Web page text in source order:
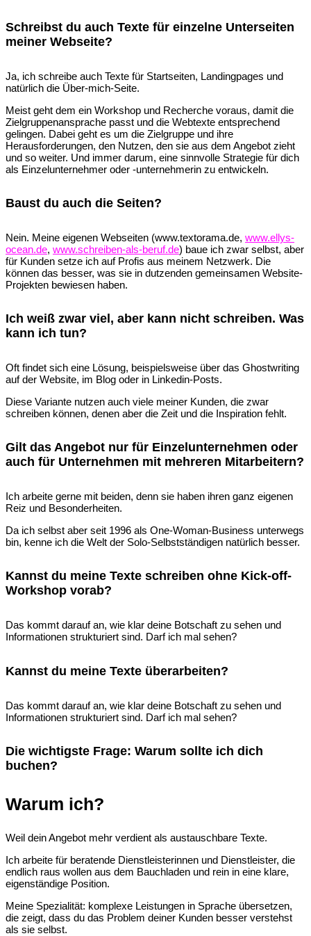
Schreibst du auch Texte für einzelne Unterseiten
meiner Webseite?
Ja, ich schreibe auch Texte für Startseiten, Landingpages und
natürlich die Über-mich-Seite.
Meist geht dem ein Workshop und Recherche voraus, damit die
Zielgruppenansprache passt und die Webtexte entsprechend
gelingen. Dabei geht es um die Zielgruppe und ihre
Herausforderungen, den Nutzen, den sie aus dem Angebot zieht
und so weiter. Und immer darum, eine sinnvolle Strategie für dich
als Einzelunternehmer oder -unternehmerin zu entwickeln.
Baust du auch die Seiten?
Nein. Meine eigenen Webseiten (www.textorama.de, www.ellys-
ocean.de, www.schreiben-als-beruf.de) baue ich zwar selbst, aber
für Kunden setze ich auf Profis aus meinem Netzwerk. Die
können das besser, was sie in dutzenden gemeinsamen Website-
Projekten bewiesen haben.
Ich weiß zwar viel, aber kann nicht schreiben. Was
kann ich tun?
Oft findet sich eine Lösung, beispielsweise über das Ghostwriting
auf der Website, im Blog oder in Linkedin-Posts.
Diese Variante nutzen auch viele meiner Kunden, die zwar
schreiben können, denen aber die Zeit und die Inspiration fehlt.
Gilt das Angebot nur für Einzelunternehmen oder
auch für Unternehmen mit mehreren Mitarbeitern?
Ich arbeite gerne mit beiden, denn sie haben ihren ganz eigenen
Reiz und Besonderheiten.
Da ich selbst aber seit 1996 als One-Woman-Business unterwegs
bin, kenne ich die Welt der Solo-Selbstständigen natürlich besser.
Kannst du meine Texte schreiben ohne Kick-off-
Workshop vorab?
Das kommt darauf an, wie klar deine Botschaft zu sehen und
Informationen strukturiert sind. Darf ich mal sehen?
Kannst du meine Texte überarbeiten?
Das kommt darauf an, wie klar deine Botschaft zu sehen und
Informationen strukturiert sind. Darf ich mal sehen?
Die wichtigste Frage: Warum sollte ich dich
buchen?
Warum ich?
Weil dein Angebot mehr verdient als austauschbare Texte.
Ich arbeite für beratende Dienstleisterinnen und Dienstleister, die
endlich raus wollen aus dem Bauchladen und rein in eine klare,
eigenständige Position.
Meine Spezialität: komplexe Leistungen in Sprache übersetzen,
die zeigt, dass du das Problem deiner Kunden besser verstehst
als sie selbst.